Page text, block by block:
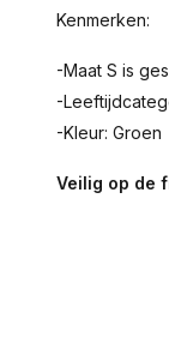
Kenmerken:
-Maat S is
-
-Kleur: Groen
Veilig op de